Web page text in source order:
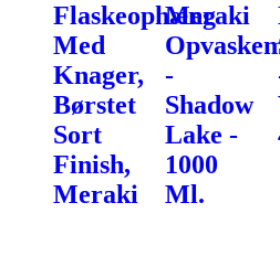
Flaskeophæng
Med
Knager,
Børstet
Sort
Finish,
Meraki
Meraki
-
Shadow
Lake -
1000
Ml.